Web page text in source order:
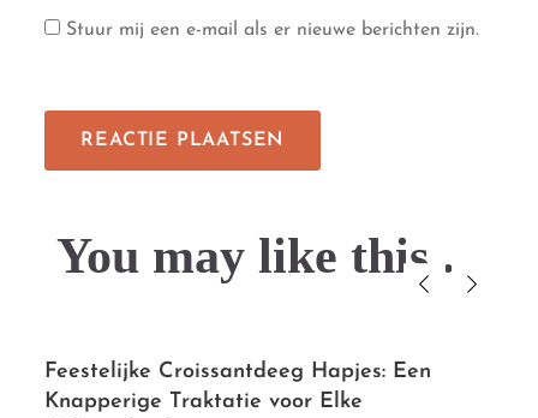
Stuur mij een e-mail als er nieuwe berichten zijn.
You may like this....
Feestelijke Croissantdeeg Hapjes: Een
Knapperige Traktatie voor Elke